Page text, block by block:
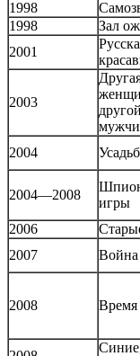
1998
1998
Зал
2001
2003
другой
2004
2004—2008
игры
2006
2007
2008 Время